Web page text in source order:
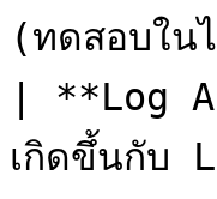
(ทดสอบ
| **Log
เกิดขึ้นกับ